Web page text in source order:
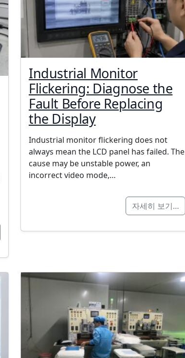
Industrial Monitor
Flickering: Diagnose the
Fault Before Replacing
the Display
Industrial monitor flickering does not
always mean the LCD panel has failed. The
cause may be unstable power, an
incorrect video mode,…
자세히 보기…